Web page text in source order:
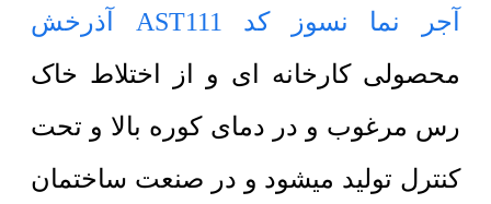
آجر نما نسوز کد AST111 آذرخش
محصولی کارخانه ای و از اختلاط خاک
رس مرغوب و در دمای کوره بالا و تحت
کنترل تولید میشود و در صنعت ساختمان